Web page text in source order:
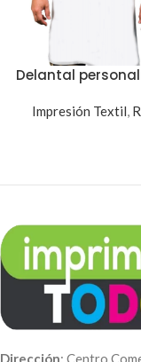
Delantal
Impresión Textil,
Dirección: Centro